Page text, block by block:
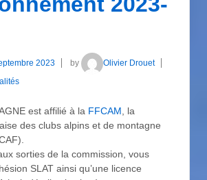
2023 by
Olivier Drouet
est affilié à la FFCAM , la
des clubs alpins et de montagne
sorties de la commission, vous
SLAT ainsi qu’une licence